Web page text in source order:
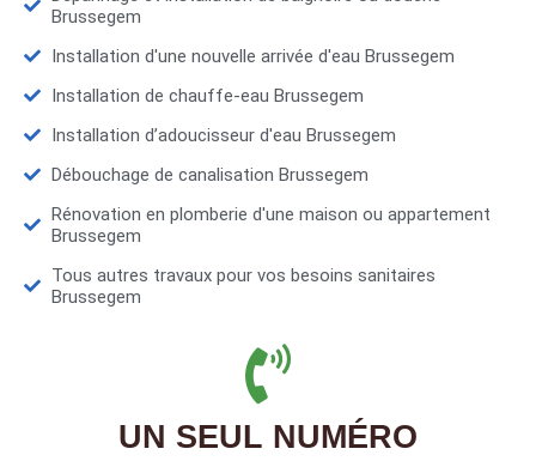
Brussegem
Installation d'une nouvelle arrivée d'eau Brussegem
Installation de chauffe-eau Brussegem
Installation d’adoucisseur d'eau Brussegem
Débouchage de canalisation Brussegem
Rénovation en plomberie d'une maison ou appartement
Brussegem
Tous autres travaux pour vos besoins sanitaires
Brussegem
UN SEUL NUMÉRO